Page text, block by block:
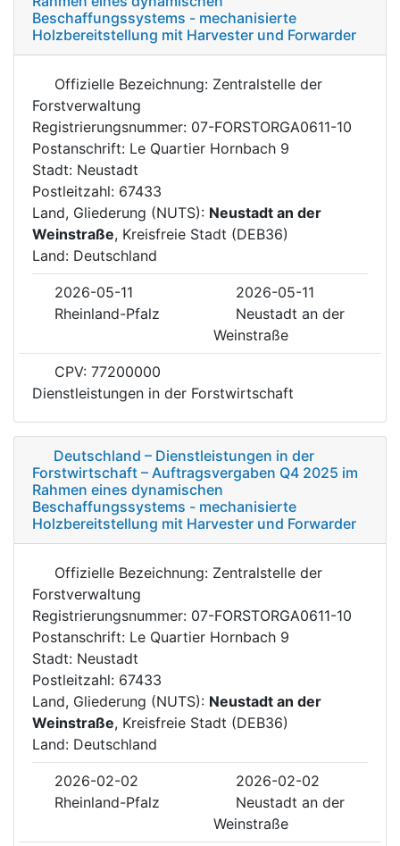
Beschaffungssystems - mechanisierte
Holzbereitstellung mit Harvester und Forwarder
Offizielle Bezeichnung: Zentralstelle der
Forstverwaltung
Registrierungsnummer: 07-FORSTORGA0611-10
Postanschrift: Le Quartier Hornbach 9
Stadt: Neustadt
Postleitzahl: 67433
Land, Gliederung (NUTS): Neustadt an der
Weinstraße, Kreisfreie Stadt (DEB36)
Land: Deutschland
2026-05-11
2026-05-11
Rheinland-Pfalz
Neustadt an der
Weinstraße
CPV: 77200000
Dienstleistungen in der Forstwirtschaft
Deutschland – Dienstleistungen in der
Forstwirtschaft – Auftragsvergaben Q4 2025 im
Rahmen eines dynamischen
Beschaffungssystems - mechanisierte
Holzbereitstellung mit Harvester und Forwarder
Offizielle Bezeichnung: Zentralstelle der
Forstverwaltung
Registrierungsnummer: 07-FORSTORGA0611-10
Postanschrift: Le Quartier Hornbach 9
Stadt: Neustadt
Postleitzahl: 67433
Land, Gliederung (NUTS): Neustadt an der
Weinstraße, Kreisfreie Stadt (DEB36)
Land: Deutschland
2026-02-02
2026-02-02
Rheinland-Pfalz
Neustadt an der
Weinstraße